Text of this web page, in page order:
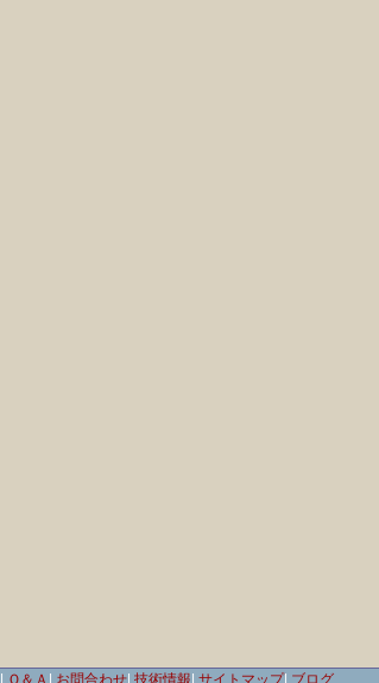
Ｑ＆Ａ お問合わせ| 技術情報 サイトマップ| ブログ